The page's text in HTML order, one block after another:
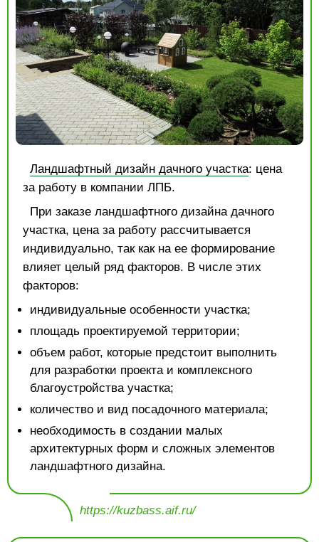
Ландшафтный дизайн дачного участка: цена
за работу в компании ЛПБ.
При заказе ландшафтного дизайна дачного
участка, цена за работу рассчитывается
индивидуально, так как на ее формирование
влияет целый ряд факторов. В числе этих
факторов:
индивидуальные особенности участка;
площадь проектируемой территории;
объем работ, которые предстоит выполнить
для разработки проекта и комплексного
благоустройства участка;
количество и вид посадочного материала;
необходимость в создании малых
архитектурных форм и сложных элементов
ландшафтного дизайна.
https://kuzbass.aif.ru/